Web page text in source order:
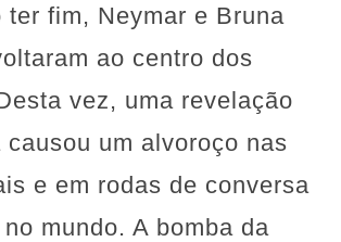
ter fim, Neymar e Bruna
ao centro dos
vez, uma revelação
causou um alvoroço nas
e em rodas de conversa
mundo. A bomba da